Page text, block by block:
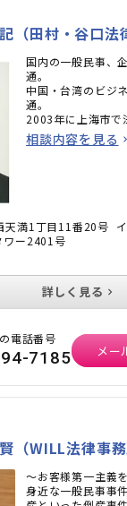
田村・谷口法
国内の一般民事、
通。
中国・台湾のビジ
通。
2003年に上海市で
業の中国進出法務
税法・通関業務に精
相談内容を見る
天満1丁目11番20号
ワー2401号
詳しく見る
電話番号
7185 メー
WILL法律事務
～お客様第一主義
身近な一般民事事